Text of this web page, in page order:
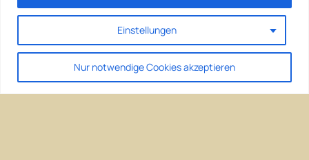
Einstellungen
Nur notwendige Cookies akzeptieren